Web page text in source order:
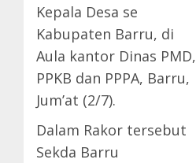
Kepala Desa se
Kabupaten Barru, di
Aula kantor Dinas PMD,
PPKB dan PPPA, Barru,
Jum’at (2/7).
Dalam Rakor tersebut
Sekda Barru